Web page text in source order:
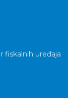
fiskalnih uređaja